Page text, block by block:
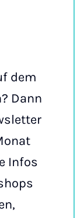
dem
Dann
Infos